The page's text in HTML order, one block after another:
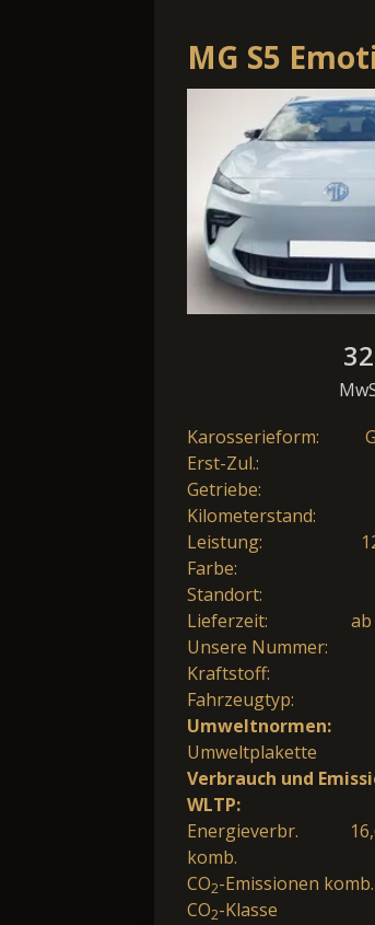
MG S5
Karosserieform:
Erst-Zul.:
Getriebe:
Kilometerstand:
Leistung:
Farbe:
Standort:
Lieferzeit:
ab
Unsere Nummer:
Kraftstoff:
Fahrzeugtyp:
Umweltnormen:
Umweltplakette
Verbrauch und
WLTP:
Energieverbr.
komb.
CO2-Emissionen komb.
CO2-Klasse